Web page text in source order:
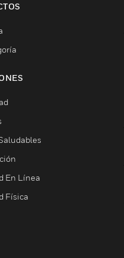
En Línea
Física